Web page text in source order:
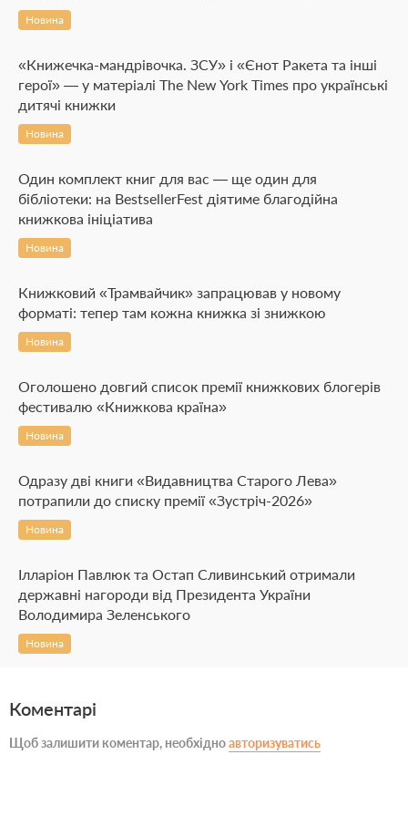
Новина
«Книжечка-мандрівочка. ЗСУ» і «Єнот Ракета та інші
герої» — у матеріалі The New York Times про українські
дитячі книжки
Новина
Один комплект книг для вас — ще один для
бібліотеки: на BestsellerFest діятиме благодійна
книжкова ініціатива
Новина
Книжковий «Трамвайчик» запрацював у новому
форматі: тепер там кожна книжка зі знижкою
Новина
Оголошено довгий список премії книжкових блогерів
фестивалю «Книжкова країна»
Новина
Одразу дві книги «Видавництва Старого Лева»
потрапили до списку премії «Зустріч-2026»
Новина
Ілларіон Павлюк та Остап Сливинський отримали
державні нагороди від Президента України
Володимира Зеленського
Новина
Коментарі
Щоб залишити коментар, необхідноавторизуватись